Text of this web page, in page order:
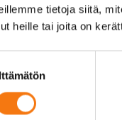
tietoja siitä,
heille tai joita on